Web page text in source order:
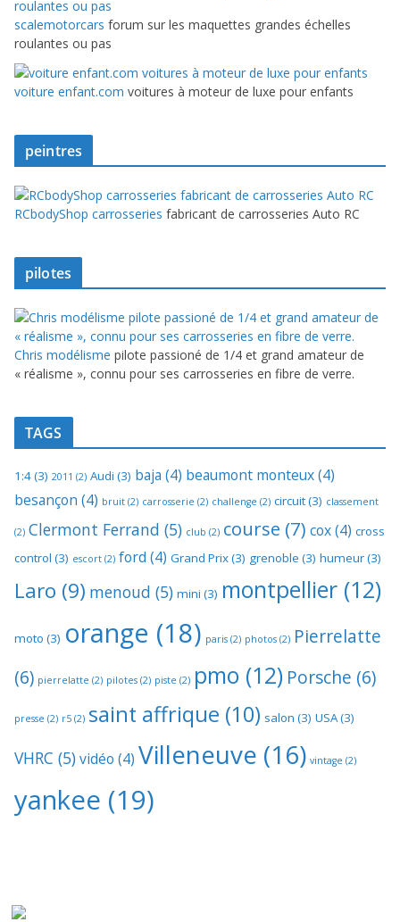
scalemotorcars forum sur les maquettes grandes échelles
roulantes ou pas
voiture enfant.com voitures à moteur de luxe pour enfants
peintres
RCbodyShop carrosseries fabricant de carrosseries Auto RC
pilotes
Chris modélisme pilote passioné de 1/4 et grand amateur de
« réalisme », connu pour ses carrosseries en fibre de verre.
TAGS
1:4(3) 2011 (2) Audi (3) baja (4) beaumont monteux(4)
besançon (4) bruit (2) carrosserie (2) challenge (2) circuit(3) classement
(2) Clermont Ferrand (5) club (2) course (7) cox(4) cross
control (3) escort (2) ford (4) Grand Prix(3) grenoble (3) humeur(3)
Laro (9) menoud (5) mini (3) montpellier (12)
moto (3) orange (18) paris (2) photos (2) Pierrelatte
(6) pierrelatte (2) pilotes (2) piste (2) pmo (12) Porsche (6)
presse (2) r5 (2) saint affrique (10) salon (3) USA(3)
VHRC (5)vidéo (4) Villeneuve (16) vintage (2)
yankee (19)